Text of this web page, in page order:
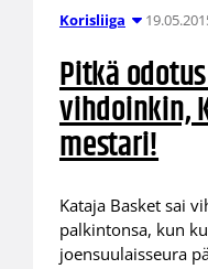
Korisliiga
Pitkä
vihdoinkin,
mestari!
Kataja Basket sai
palkintonsa, kun
joensuulaisseura